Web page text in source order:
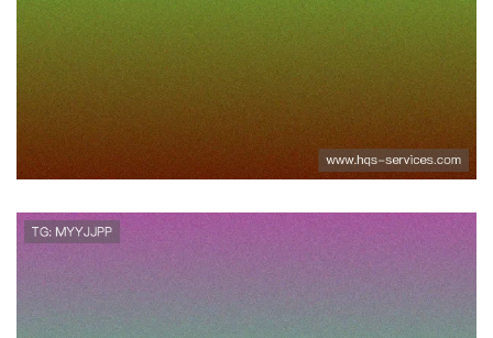
九游棋牌娱乐官方网站入口提供
最新世界杯赛事资讯与精彩瞬间
全景报道